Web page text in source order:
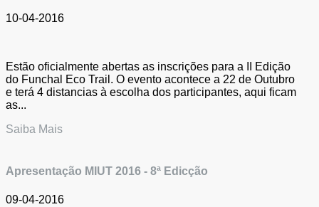
10-04-2016
Estão oficialmente abertas as inscrições para a II Edição
do Funchal Eco Trail. O evento acontece a 22 de Outubro
e terá 4 distancias à escolha dos participantes, aqui ficam
as...
Saiba Mais
Apresentação MIUT 2016 - 8ª Edicção
09-04-2016